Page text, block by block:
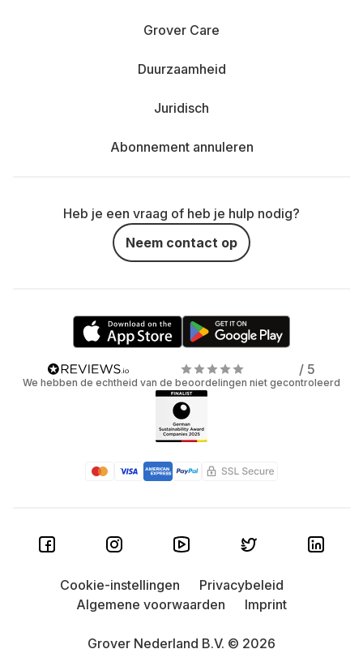
Grover Care
Duurzaamheid
Juridisch
Abonnement annuleren
Heb je een vraag of heb je hulp nodig?
Neem contact op
/ 5
We hebben de echtheid van de beoordelingen niet gecontroleerd
Grover Nederland B.V. © 2026
Cookie-instellingen
Privacybeleid
Algemene voorwaarden
Imprint